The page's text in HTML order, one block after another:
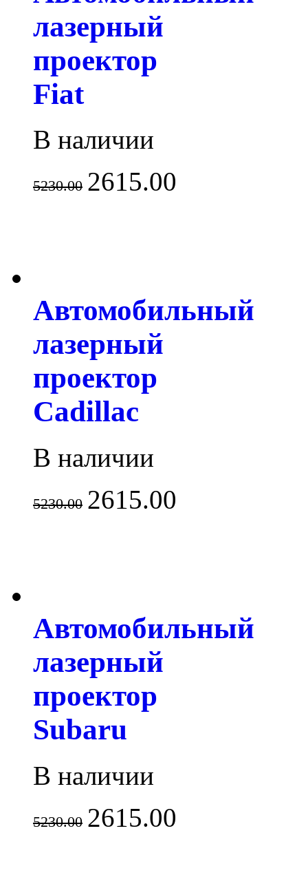
лазерный
проектор
Fiat
В наличии
5230.00 2615.00
Автомобильный
лазерный
проектор
Cadillac
В наличии
5230.00 2615.00
Автомобильный
лазерный
проектор
Subaru
В наличии
5230.00 2615.00